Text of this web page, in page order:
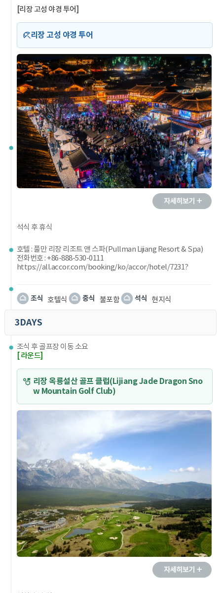
[리장 고성 야경 투어]
리장 고성 야경 투어
석식 후 휴식
호텔 : 풀만 리장 리조트 앤 스파(Pullman Lijiang Resort & Spa)
전화번호 : +86-888-530-0111
https://all.accor.com/booking/ko/accor/hotel/7231?
호텔식 불포함 현지식
3DAYS
조식 후 골프장 이동 소요
[ 라운드]
리장 옥룡설산 골프 클럽(Lijiang Jade Dragon Sno
w Mountain Golf Club)